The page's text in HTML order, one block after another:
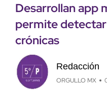
Desarrollan app
permite
crónicas
Redacción
ORGULLO MX